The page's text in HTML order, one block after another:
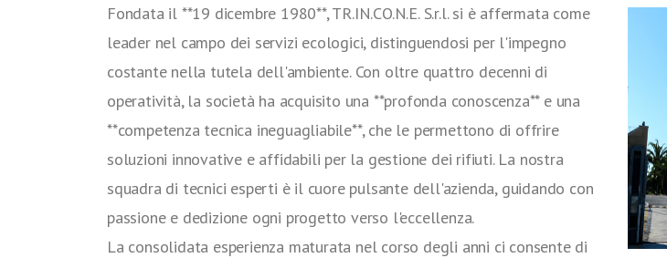
Fondata il **19 dicembre 1980**, TR.IN.CO.N.E. S.r.l. si è affermata come
leader nel campo dei servizi ecologici, distinguendosi per l'impegno
costante nella tutela dell'ambiente. Con oltre quattro decenni di
operatività, la società ha acquisito una **profonda conoscenza** e una
**competenza tecnica ineguagliabile**, che le permettono di offrire
soluzioni innovative e affidabili per la gestione dei rifiuti. La nostra
squadra di tecnici esperti è il cuore pulsante dell'azienda, guidando con
passione e dedizione ogni progetto verso l'eccellenza.
La consolidata esperienza maturata nel corso degli anni ci consente di